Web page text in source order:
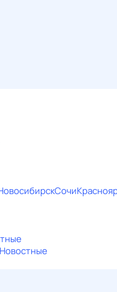
Сочи
Новостные